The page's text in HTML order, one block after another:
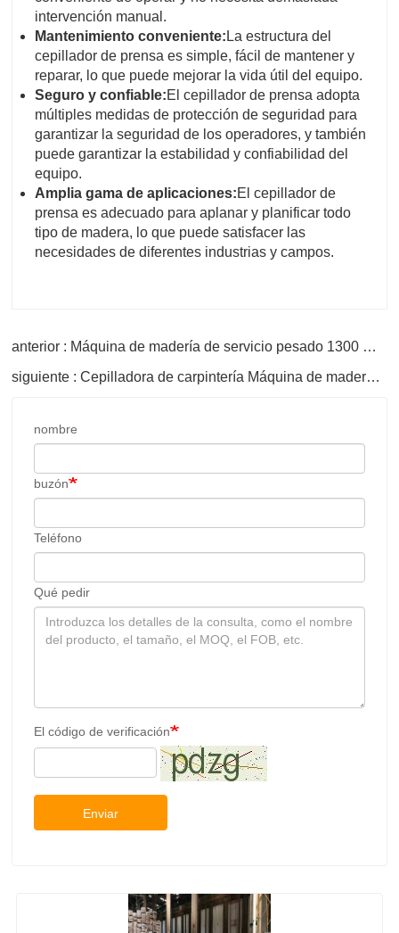
intervención manual.
Mantenimiento conveniente: La estructura del
cepillador de prensa es simple, fácil de mantener y
reparar, lo que puede mejorar la vida útil del equipo.
Seguro y confiable:El cepillador de prensa adopta
múltiples medidas de protección de seguridad para
garantizar la seguridad de los operadores, y también
puede garantizar la estabilidad y confiabilidad del
equipo.
Amplia gama de aplicaciones:El cepillador de
prensa es adecuado para aplanar y planificar todo
tipo de madera, lo que puede satisfacer las
necesidades de diferentes industrias y campos.
anterior : Máquina de madería de servicio pesado 1300 mm de ancho
siguiente : Cepilladora de carpintería Máquina de madera Pulidora Espesor de la cepilladora de madera grande
nombre
buzón
Teléfono
Qué pedir
El código de verificación
Enviar